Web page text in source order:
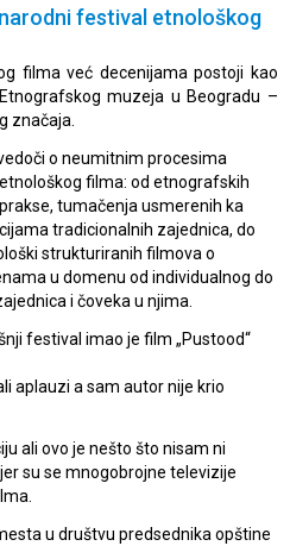
festival etnološkog
filma već decenijama postoji kao
muzeja u Beogradu –
značaja.
o neumitnim procesima
filma: od etnografskih
tumačenja usmerenih ka
tradicionalnih zajednica, do
strukturiranih filmova o
u domenu od individualnog do
i čoveka u njima.
festival imao je film „Pustood“
aplauzi a sam autor nije krio
ali ovo je nešto što nisam ni
su se mnogobrojne televizije
u društvu predsednika opštine